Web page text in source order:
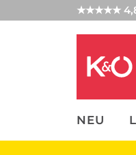
★★★★★ 4,8
NEU
UNSERE APP